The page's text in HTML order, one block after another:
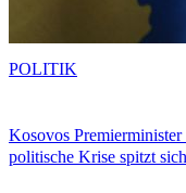
Kosovos
politische Krise spitzt
POLITIK